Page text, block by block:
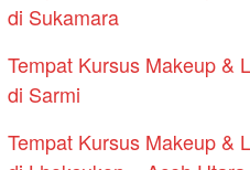
di Sukamara
Tempat Kursus Makeup &
di Sarmi
Tempat Kursus Makeup &